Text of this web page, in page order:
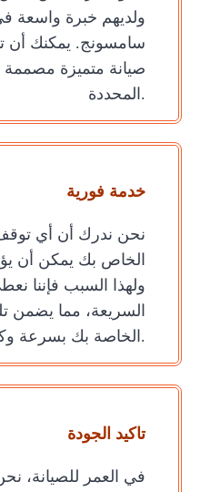
ولديهم خبرة واسعة
سامسونج. يمكنك أن
صيانة متميزة مصممة
المحددة.
خدمة فورية
نحن ندرك أن أي
الخاص بك يمكن أن
ولهذا السبب فإننا
السريعة، مما يضمن
الخاصة بك بسرعة وكفاءة.
تاكيد الجودة
في العمر للصيانة،